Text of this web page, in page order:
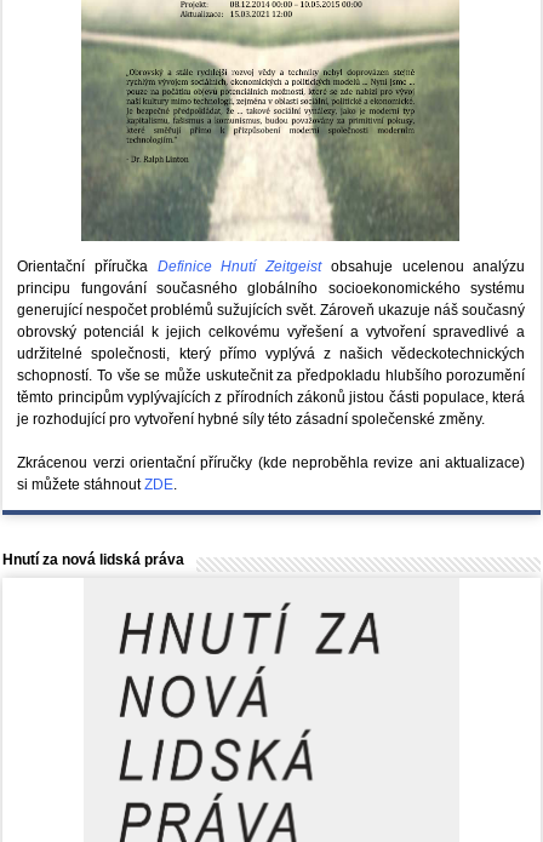
Orientační příručka Definice Hnutí Zeitgeistobsahuje ucelenou analýzu
principu fungování současného globálního socioekonomického systému
generující nespočet problémů sužujících svět. Zároveň ukazuje náš současný
obrovský potenciál k jejich celkovému vyřešení a vytvoření spravedlivé a
udržitelné společnosti, který přímo vyplývá z našich vědeckotechnických
schopností. To vše se může uskutečnit za předpokladu hlubšího porozumění
těmto principům vyplývajících z přírodních zákonů jistou části populace, která
je rozhodující pro vytvoření hybné síly této zásadní společenské změny.
Zkrácenou verzi orientační příručky (kde neproběhla revize ani aktualizace)
si můžete stáhnoutZDE.
Hnutí za nová lidská práva